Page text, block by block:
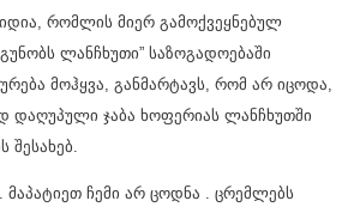
რომლის მიერ გამოქვეყნებულ
ლანჩხუთი” საზოგადოებაში
მოჰყვა, განმარტავს, რომ არ იცოდა,
დაღუპული ჯაბა ხოფერიას ლანჩხუთში
შესახებ.
მაპატიეთ ჩემი არ ცოდნა . ცრემლებს